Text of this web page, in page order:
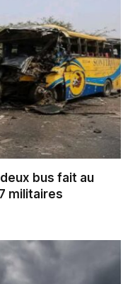
bus fait au
militaires